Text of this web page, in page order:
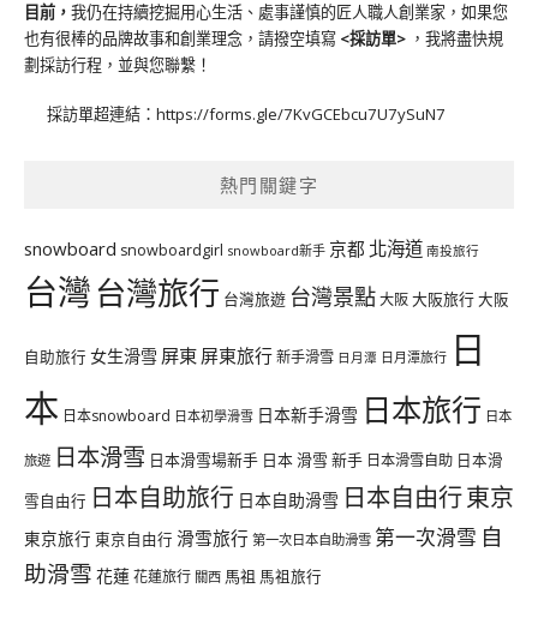
目前， 我仍在持續挖掘用心生活、處事謹慎的匠人職人創業家，如果您
也有很棒的品牌故事和創業理念，請撥空填寫 <採訪單> ，我將盡快規
劃採訪行程，並與您聯繫！
採訪單超連結： https://forms.gle/7KvGCEbcu7U7ySuN7
熱門關鍵字
snowboard snowboardgirl snowboard新手 京都 北海道 南投旅行
台灣台灣旅行 台灣旅遊 台灣景點大阪大阪旅行大阪
自助旅行 女生滑雪 屏東 屏東旅行新手滑雪 日月潭 日月潭旅行 日
本 日本snowboard 日本初學滑雪 日本新手滑雪 日本旅行 日本
旅遊 日本滑雪 日本滑雪場新手 日本 滑雪 新手 日本滑雪自助 日本滑
雪自由行 日本自助旅行 日本自助滑雪 日本自由行東京
東京旅行 東京自由行 滑雪旅行 第一次日本自助滑雪 第一次滑雪 自
助滑雪 花蓮花蓮旅行 關西 馬祖 馬祖旅行